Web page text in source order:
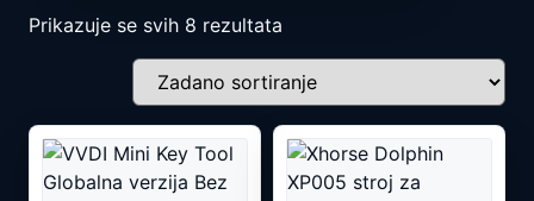
Prikazuje se svih 8 rezultata